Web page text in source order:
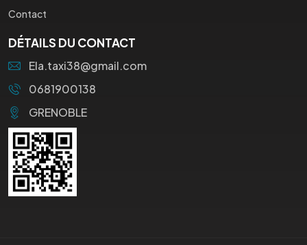
Contact
DÉTAILS DU CONTACT
Ela.taxi38@gmail.com
0681900138
GRENOBLE